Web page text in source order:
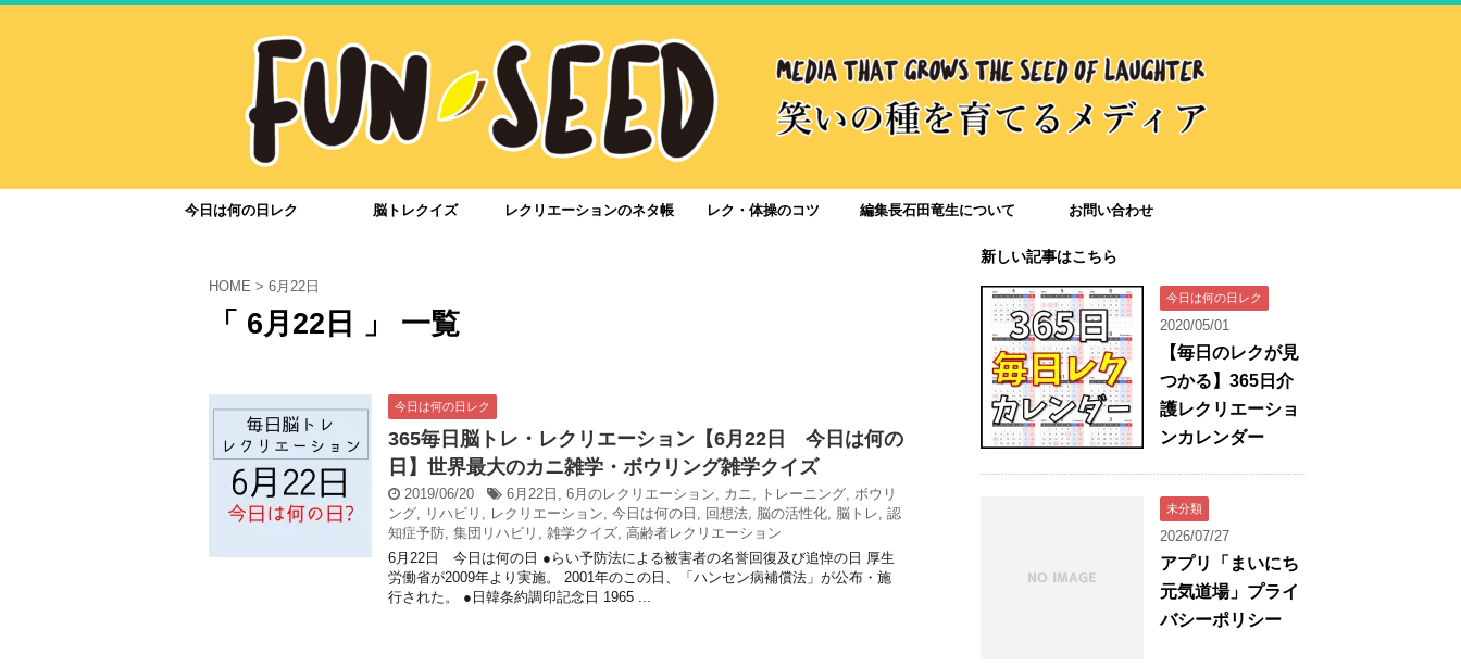
今日は何の日レク 脳トレクイズ レクリエーションのネタ帳 レク・体操のコツ 編集長石田竜生について お問い合わせ
HOME > 6月22日
「 6月22日 」 一覧
今日は何の日レク
365毎日脳トレ・レクリエーション【6月22日 今日は何の
日】世界最大のカニ雑学・ボウリング雑学クイズ
2019/06/20 6月22日 , 6月のレクリエーション, カニ, トレーニング, ボウリ
ング, リハビリ , レクリエーション, 今日は何の日 , 回想法, 脳の活性化, 脳トレ, 認
知症予防, 集団リハビリ , 雑学クイズ, 高齢者レクリエーション
6月22日 今日は何の日 ●らい予防法による被害者の名誉回復及び追悼の日 厚生
労働省が2009年より実施。 2001年のこの日、「ハンセン病補償法」が公布・施
行された。 ●日韓条約調印記念日 1965 ...
新しい記事はこちら
今日は何の日レク
2020/05/01
【毎日のレクが見
つかる】365日介
護レクリエーショ
ンカレンダー
未分類
2026/07/27
アプリ「まいにち
元気道場」プライ
バシーポリシー